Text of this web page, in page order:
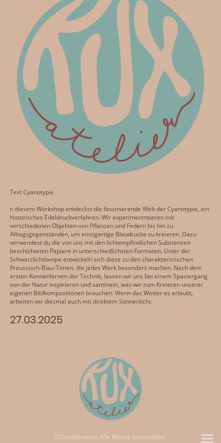
Text Cyanotypie
n diesem Workshop entdeckst die faszinierende Welt der Cyanotypie, ein
historisches Edeldruckverfahren. Wir experimenmtieren mit
verschiedenen Objekten-von Pflanzen und Federn bis hin zu
Alltagsgegenständen, um einzigartige Blaudrucke zu kreieren. Dazu
verwendest du die von uns mit den lichtempfindlichen Substanzen
beschichteten Papiere in unterschiedlichsten Formaten. Unter der
Schwarzlichtlampe entwickeln sich diese zu den charakteristischen
Preussisch-Blau-Tönen, die jedes Werk besonders machen. Nach dem
ersten Kennenlernen der Technik, lassen wir uns bei einem Spaziergang
von der Natur inspirieren und sammeln, was wir zum Kreieren unserer
eigenen Bildkompositionen brauchen. Wenn das Wetter es erlaubt,
arbeiten wir diesmal auch mit direktem Sonnenlicht.
27.03.2025
©Urheberrecht. Alle Rechte vorbehalten.